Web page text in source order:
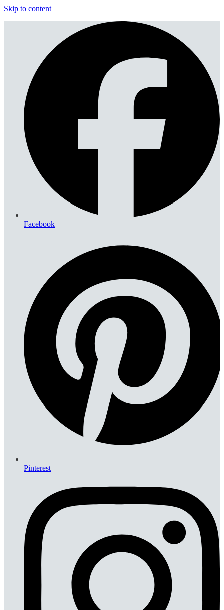
Skip to content
Facebook
Pinterest